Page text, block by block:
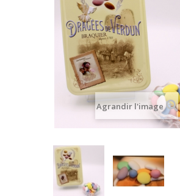
Agrandir l'image